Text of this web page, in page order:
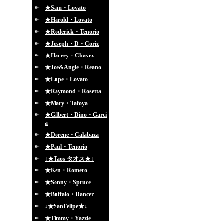
★Sam・Lovato
★Harold・Lovato
★Roderick・Tenorio
★Joseph・D・Coriz
★Harvey・Chavez
★Joe&Angle・Reano
★Lupe・Lovato
★Raymond・Rosetta
★Mary・Tafoya
★Gilbert・Dino・Garci
a
★Dorene・Calabaza
★Paul・Tenorio
↓★Taos タオス★↓
★Ken・Romero
★Sonny・Spruce
★Buffalo・Dancer
↓★SanFelipe★↓
★Timmy・Yazzie